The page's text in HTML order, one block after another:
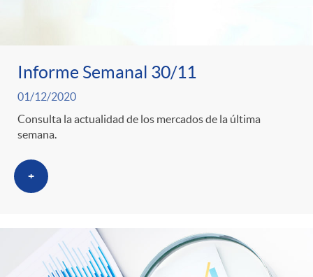
Informe Semanal 30/11
01/12/2020
Consulta la actualidad de los mercados de la última
semana.
+